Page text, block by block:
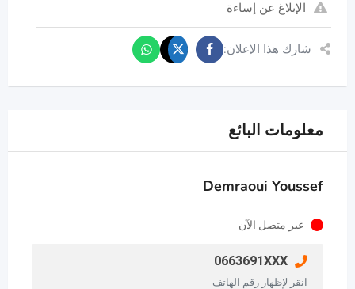
الإبلاغ عن إساءة
شارك هذا الإعلان:
معلومات البائع
Demraoui Youssef
غير متصل الآن
0663691XXX
انقر لإظهار رقم الهاتف